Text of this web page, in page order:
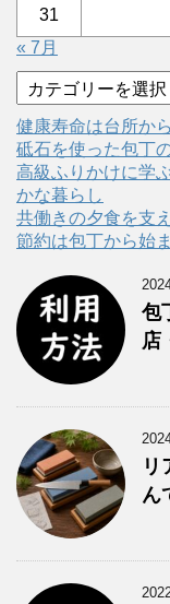
31
« 7月
テ
ゴ
リ
ー
健康寿命は台所か
砥石を使った包丁
高級ふりかけに学
かな暮らし
共働きの夕食を支
節約は包丁から始
包
店
リ
ん